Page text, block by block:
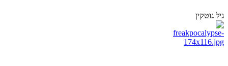
גיל גוטקין